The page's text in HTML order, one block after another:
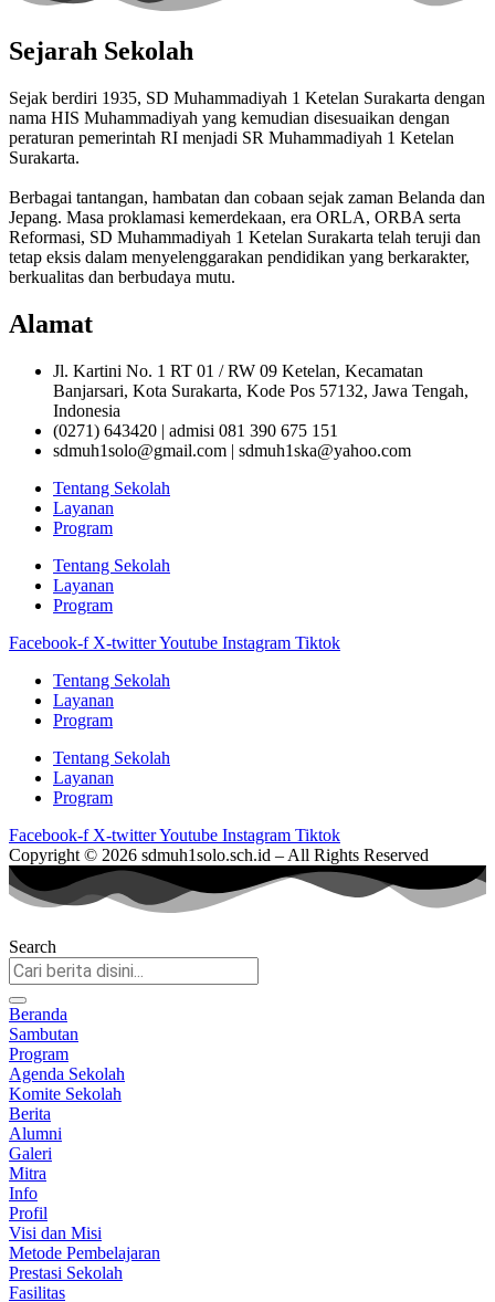
Sejarah Sekolah
Sejak berdiri 1935, SD Muhammadiyah 1 Ketelan Surakarta dengan
nama HIS Muhammadiyah yang kemudian disesuaikan dengan
peraturan pemerintah RI menjadi SR Muhammadiyah 1 Ketelan
Surakarta.
Berbagai tantangan, hambatan dan cobaan sejak zaman Belanda dan
Jepang. Masa proklamasi kemerdekaan, era ORLA, ORBA serta
Reformasi, SD Muhammadiyah 1 Ketelan Surakarta telah teruji dan
tetap eksis dalam menyelenggarakan pendidikan yang berkarakter,
berkualitas dan berbudaya mutu.
Alamat
Jl. Kartini No. 1 RT 01 / RW 09 Ketelan, Kecamatan
Banjarsari, Kota Surakarta, Kode Pos 57132, Jawa Tengah,
Indonesia
(0271) 643420 | admisi 081 390 675 151
sdmuh1solo@gmail.com | sdmuh1ska@yahoo.com
Tentang Sekolah
Layanan
Program
Tentang Sekolah
Layanan
Program
Facebook-f X-twitterYoutube Instagram Tiktok
Tentang Sekolah
Layanan
Program
Tentang Sekolah
Layanan
Program
Facebook-f X-twitterYoutube Instagram Tiktok
Copyright © 2026 sdmuh1solo.sch.id – All Rights Reserved
Search
Beranda
Sambutan
Program
Agenda Sekolah
Komite Sekolah
Berita
Alumni
Galeri
Mitra
Info
Profil
Visi dan Misi
Metode Pembelajaran
Prestasi Sekolah
Fasilitas